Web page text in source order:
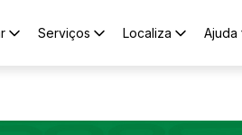
Serviços Localiza Ajuda